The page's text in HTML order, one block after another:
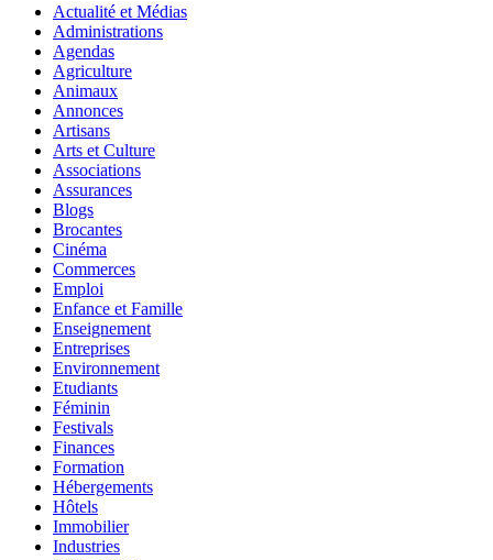
Actualité et Médias
Administrations
Agendas
Agriculture
Animaux
Annonces
Artisans
Arts et Culture
Associations
Assurances
Blogs
Brocantes
Cinéma
Commerces
Emploi
Enfance et Famille
Enseignement
Entreprises
Environnement
Etudiants
Féminin
Festivals
Finances
Formation
Hébergements
Hôtels
Immobilier
Industries